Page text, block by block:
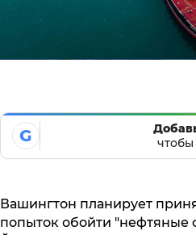
G
чтобы
Вашингтон планирует
попыток обойти